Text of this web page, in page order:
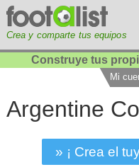
Crea y comparte tus equipos
Construye tus
Mi
Argentine
» ¡ Crea el